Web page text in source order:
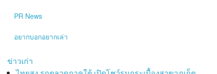
PR News
อยากบอกอยากเล่า
ข่าวเก่า